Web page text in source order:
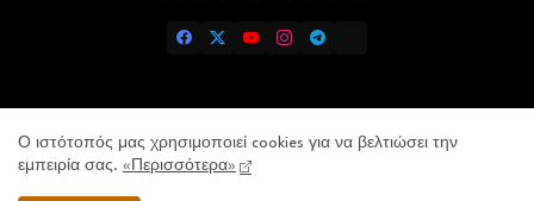
Home Επικοινωνία
Πολιτική Απορρήτου
Lamiatimes.gr
Domokosnews.gr
Ο ιστότοπός μας χρησιμοποιεί cookies για να βελτιώσει την
εμπειρία σας. «Περισσότερα»